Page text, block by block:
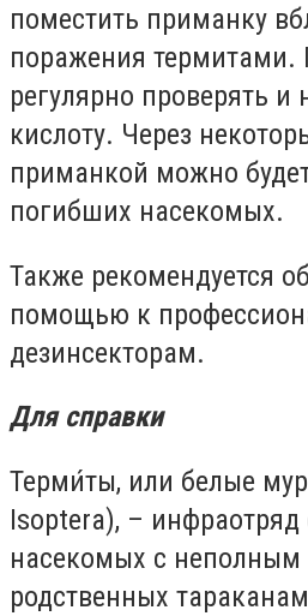
поместить приманку
поражения
регулярно проверять и
кислоту. Через
приманкой можно
погибших насекомых.
Также рекомендуется
помощью к
дезинсекторам.
Для справки
Терми́ты, или белые
Isoptera), –
насекомых с
родственных